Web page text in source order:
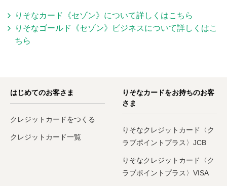
りそなカード《セゾン》について詳しくはこちら
りそなゴールド《セゾン》ビジネスについて詳しくはこ
ちら
はじめてのお客さま
クレジットカードをつくる
クレジットカード一覧
りそなカードをお持ちのお客
さま
りそなクレジットカード〈ク
ラブポイントプラス〉JCB
りそなクレジットカード〈ク
ラブポイントプラス〉VISA